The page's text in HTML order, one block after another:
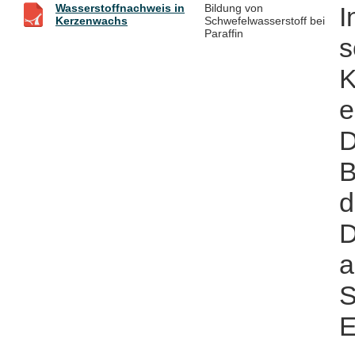
Wasserstoffnachweis in
Kerzenwachs
Bildung von
Schwefelwasserstoff bei
Paraffin